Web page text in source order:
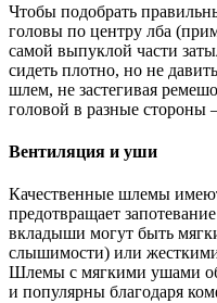
Чтобы подобрать
головы по центру лба
самой выпуклой части
сидеть плотно, но не
шлем, не застегивая
головой в разные
Вентиляция и уши
Качественные шлемы
предотвращает
вкладыши могут быть
слышимости) или
Шлемы с мягкими ушами
и популярны благодаря